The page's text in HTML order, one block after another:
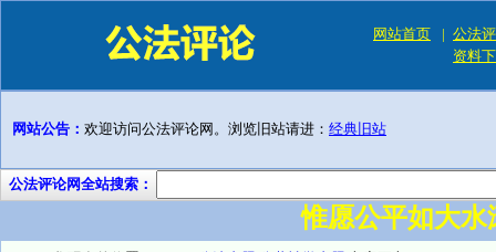
网站首页 | 公法
资料
网站公告： 欢迎访问公法评论网。浏览旧站请进： 经典旧站
公法评论网全站搜索：
惟愿公平如大